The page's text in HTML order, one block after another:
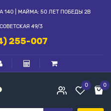
140 | МАЙМА: 50 ЛЕТ ПОБЕДЫ 2В
49/3
255-007
0 0